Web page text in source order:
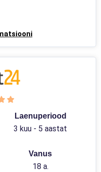
Laenuperiood
3 kuu - 5 aastat
Vanus
18 a.